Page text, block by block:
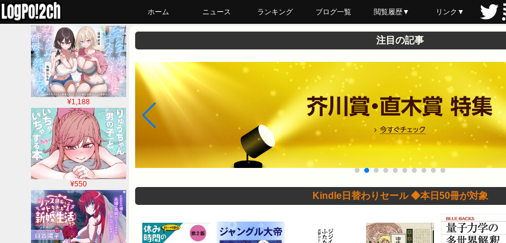
ホーム ニュース ランキング ブログ一覧 閲覧履歴▼
最近読んだ
あとで読む
ブックマーク
リンク▼
¥1,188
¥550
注目の記事
Kindle日替わりセール ◆本日50冊が対象